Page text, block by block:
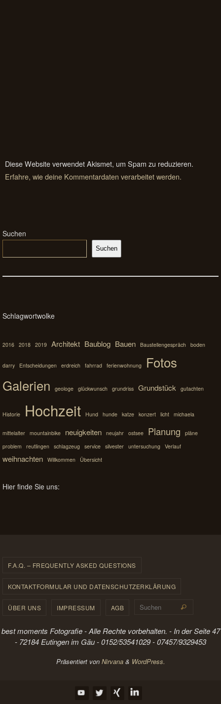
Diese Website verwendet Akismet, um Spam zu reduzieren.
Erfahre, wie deine Kommentardaten verarbeitet werden.
Suchen
Suchen
Schlagwortwolke
2016 2018 2019 Architekt Baublog Bauen Baustellengespräch boden
darry Entscheidungen erdreich fahrrad ferienwohnung
Fotos
Galerien
geologe glückwunsch grundriss Grundstück gutachten
Historie Hochzeit Hund hunde katze konzert licht michaela
mittelalter mountainbike neuigkeiten neujahr ostsee Planung
pläne
problem
reutlingen schlagzeug service silvester untersuchung Verlauf
weihnachten Willkommen Übersicht
Hier finde Sie uns:
F.A.Q. – FREQUENTLY ASKED QUESTIONS
KONTAKTFORMULAR UND DATENSCHUTZERKLÄRUNG
ÜBER UNS IMPRESSUM AGB Suchen
best moments Fotografie - Alle Rechte vorbehalten. - In der Seite 47
- 72184 Eutingen im Gäu - 0152/53541029 - 07457/9329453
Präsentiert von Nirvana& WordPress.